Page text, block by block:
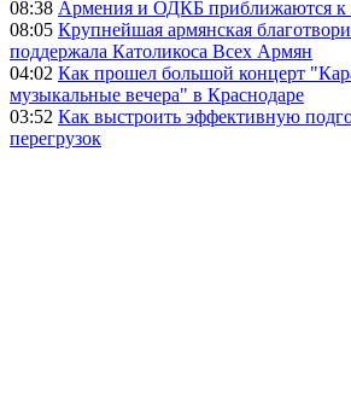
08:38 Армения и ОДКБ приближаются к
08:05 Крупнейшая армянская
поддержала Католикоса Всех Армян
04:02 Как прошел большой концерт
музыкальные вечера" в Краснодаре
03:52 Как выстроить эффективную
перегрузок